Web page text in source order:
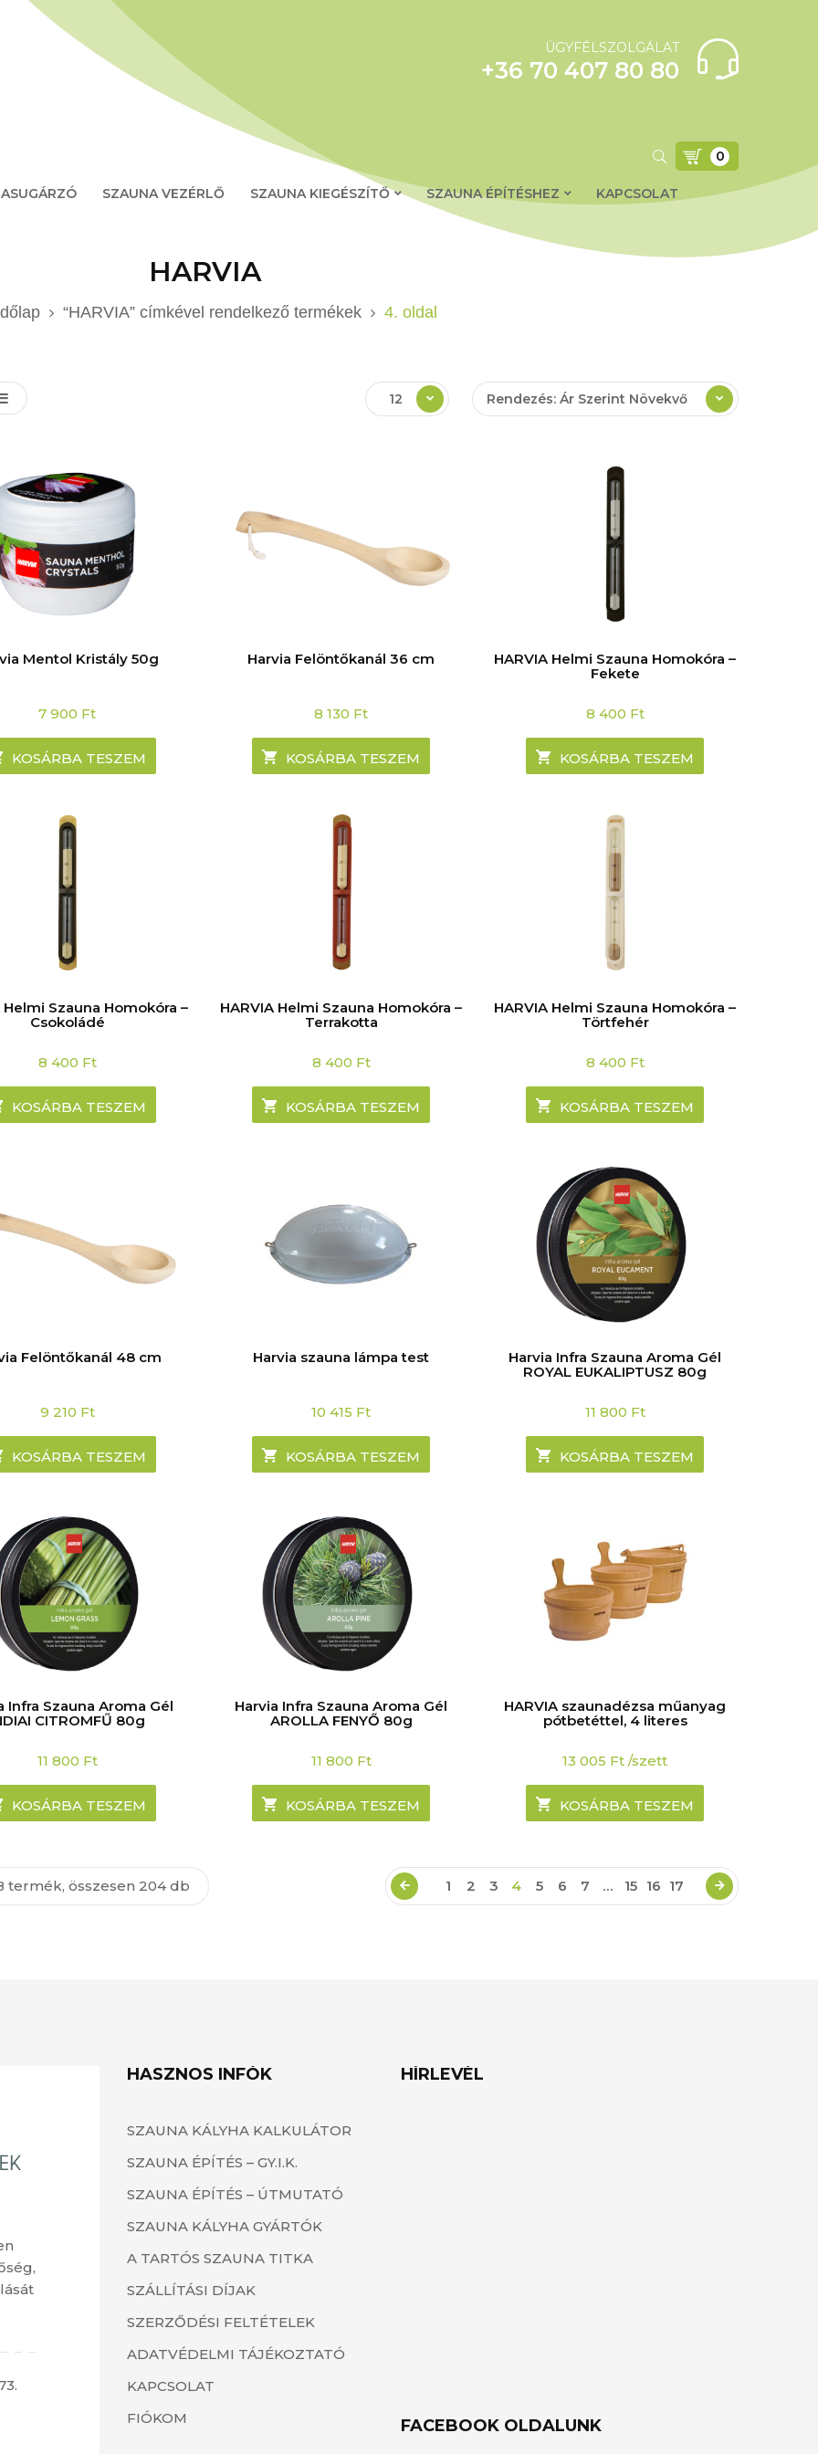
ÜGYFÉLSZOLGÁLAT
+36 70 407 80 80
0
SZAUNA VEZÉRLŐ SZAUNA KIEGÉSZÍTŐ SZAUNA ÉPÍTÉSHEZ KAPCSOLAT
HARVIA
“HARVIA” címkével rendelkező termékek 4. oldal
Rendezés: Ár Szerint Növekvő
12
Mentol Kristály 50g
7 900 Ft
KOSÁRBA TESZEM
Harvia Felöntőkanál 36 cm
8 130 Ft
KOSÁRBA TESZEM
HARVIA Helmi Szauna Homokóra –
Fekete
8 400 Ft
KOSÁRBA TESZEM
Helmi Szauna Homokóra –
Csokoládé
8 400 Ft
KOSÁRBA TESZEM
HARVIA Helmi Szauna Homokóra –
Terrakotta
8 400 Ft
KOSÁRBA TESZEM
HARVIA Helmi Szauna Homokóra –
Törtfehér
8 400 Ft
KOSÁRBA TESZEM
Felöntőkanál 48 cm
9 210 Ft
KOSÁRBA TESZEM
Harvia szauna lámpa test
10 415 Ft
KOSÁRBA TESZEM
Harvia Infra Szauna Aroma Gél
ROYAL EUKALIPTUSZ 80g
11 800 Ft
KOSÁRBA TESZEM
Infra Szauna Aroma Gél
CITROMFŰ 80g
11 800 Ft
KOSÁRBA TESZEM
Harvia Infra Szauna Aroma Gél
AROLLA FENYŐ 80g
11 800 Ft
KOSÁRBA TESZEM
HARVIA szaunadézsa műanyag
pótbetéttel, 4 literes
13 005 Ft /szett
KOSÁRBA TESZEM
1 2 3 4 5 6 7 … 15 16 17
termék, összesen 204 db
HASZNOS INFÓK
SZAUNA KÁLYHA KALKULÁTOR
SZAUNA ÉPÍTÉS – GY.I.K.
SZAUNA ÉPÍTÉS – ÚTMUTATÓ
SZAUNA KÁLYHA GYÁRTÓK
A TARTÓS SZAUNA TITKA
SZÁLLÍTÁSI DÍJAK
SZERZŐDÉSI FELTÉTELEK
ADATVÉDELMI TÁJÉKOZTATÓ
KAPCSOLAT
FIÓKOM
HÍRLEVÉL
FACEBOOK OLDALUNK